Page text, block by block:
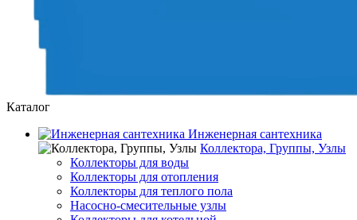
Каталог
Инженерная сантехника
Коллектора, Группы, Узлы
Коллекторы для воды
Коллекторы для отопления
Коллекторы для теплого пола
Насосно-смесительные узлы